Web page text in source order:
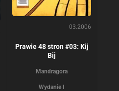
03.2006
Prawie 48 stron #03: Kij
Bij
Mandragora
Wydanie I